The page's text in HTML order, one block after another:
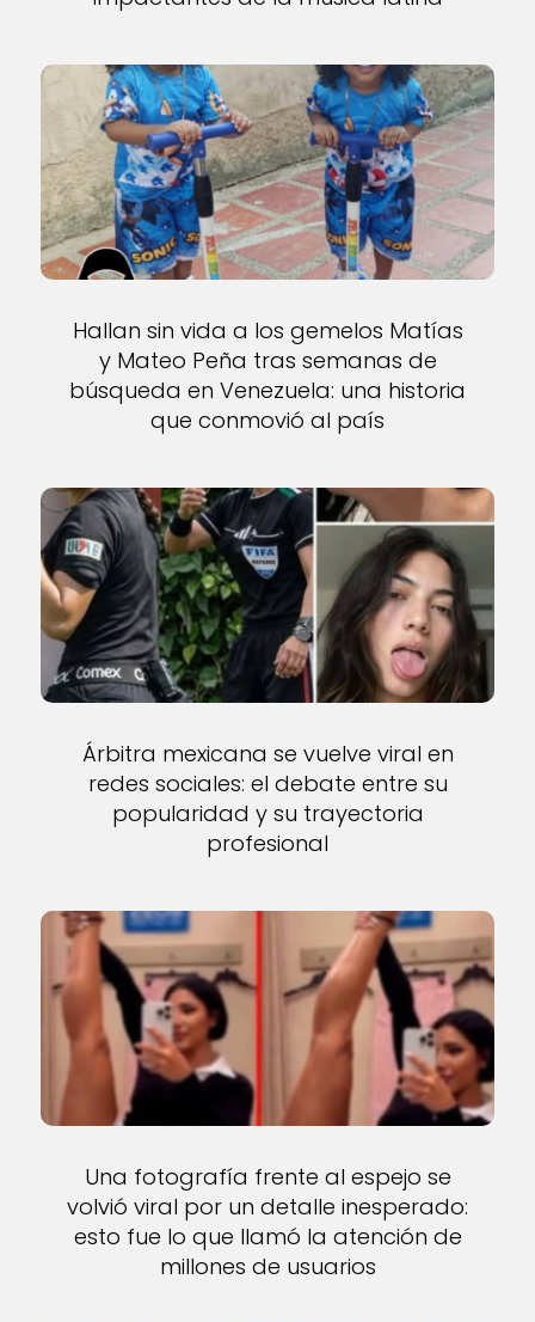
Hallan sin vida a los gemelos Matías
y Mateo Peña tras semanas de
búsqueda en Venezuela: una historia
que conmovió al país
Árbitra mexicana se vuelve viral en
redes sociales: el debate entre su
popularidad y su trayectoria
profesional
Una fotografía frente al espejo se
volvió viral por un detalle inesperado:
esto fue lo que llamó la atención de
millones de usuarios